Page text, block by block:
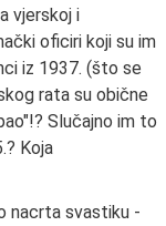
vjerskoj i
oficiri koji su im
iz 1937. (što se
rata su obične
Slučajno im to
Koja
nacrta svastiku -